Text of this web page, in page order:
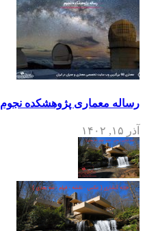
رساله معماری پژوهشکده نجوم
آذر ۱۵, ۱۴۰۲